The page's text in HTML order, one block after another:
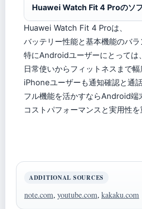
Huawei Watch Fit 4 Proのソ
Huawei Watch Fit 4 Proは、
バッテリー性能と基本機能のバ
特にAndroidユーザーにとっては、
日常使いからフィットネスまで
iPhoneユーザーも通知確認と通
フル機能を活かすならAndroid端
コストパフォーマンスと実用性
ADDITIONAL SOURCES
note.com, youtube.com, kakaku.com